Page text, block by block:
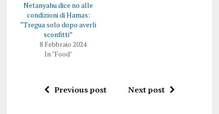
Netanyahu dice no alle
condizioni di Hamas:
“Tregua solo dopo averli
sconfitti”
8 Febbraio 2024
In "Food"
Previous post Next post